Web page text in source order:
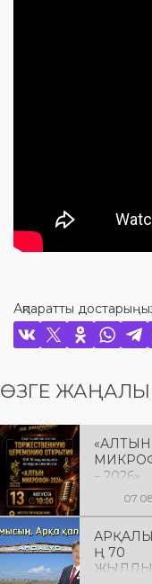
Ақпаратты
ӨЗГЕ
«АЛТЫН
– 2026»
Ы
Сіздерді
Ң 70